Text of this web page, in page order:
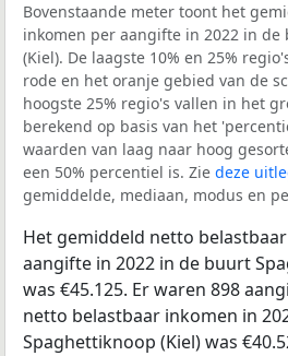
Bovenstaande meter toont het
inkomen per aangifte in 2022 in
(Kiel). De laagste 10% en 25%
rode en het oranje gebied van de
hoogste 25% regio's vallen in het
berekend op basis van het
waarden van laag naar hoog
een 50% percentiel is. Zie deze
gemiddelde, mediaan, modus en
Het gemiddeld netto
aangifte in 2022 in de buurt
was €45.125. Er waren 898
netto belastbaar inkomen in
Spaghettiknoop (Kiel) was